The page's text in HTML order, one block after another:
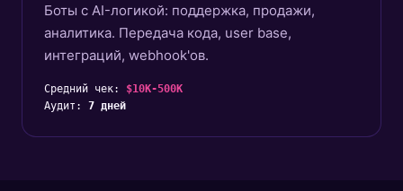
Боты с AI-логикой: поддержка, продажи,
аналитика. Передача кода, user base,
интеграций, webhook'ов.
Средний чек: $10K-500K
Аудит: 7 дней